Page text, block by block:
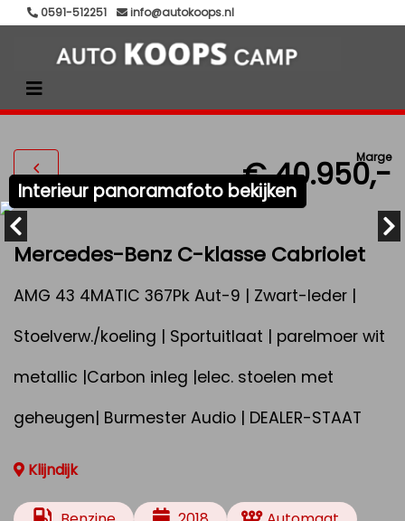
0591-512251 info@autokoops.nl
Marge
€ 40.950,-
Interieur panoramafoto bekijken
Mercedes-Benz C-klasse Cabriolet
AMG 43 4MATIC 367Pk Aut-9 | Zwart-leder |
Stoelverw./koeling | Sportuitlaat | parelmoer wit
metallic |Carbon inleg |elec. stoelen met
geheugen| Burmester Audio | DEALER-STAAT
Klijndijk